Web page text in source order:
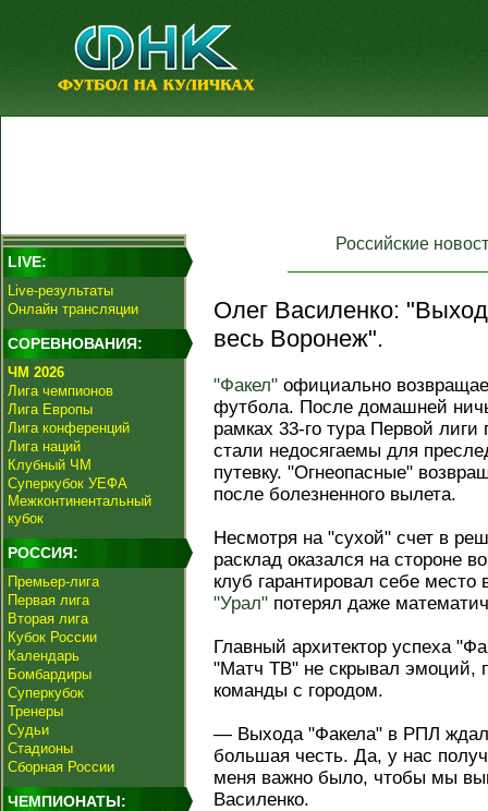
LIVE:
Live-результаты
Онлайн трансляции
СОРЕВНОВАНИЯ:
ЧМ 2026
Лига чемпионов
Лига Европы
Лига конференций
Лига наций
Клубный ЧМ
Суперкубок УЕФА
Межконтинентальный
кубок
РОССИЯ:
Премьер-лига
Первая лига
Вторая лига
Кубок России
Календарь
Бомбардиры
Суперкубок
Тренеры
Судьи
Стадионы
Сборная России
ЧЕМПИОНАТЫ:
Российские
Олег Василенко:
весь Воронеж".
"Факел" официально
футбола. После домашней
рамках 33-го тура Первой
стали недосягаемы для
путевку. "Огнеопасные"
после болезненного вылета.
Несмотря на "сухой" счет в
расклад оказался на стороне
клуб гарантировал себе
"Урал" потерял даже
Главный архитектор успеха
"Матч ТВ" не скрывал эмоций,
команды с городом.
— Выхода "Факела" в РПЛ ждал
большая честь. Да, у нас
меня важно было, чтобы мы
Василенко.